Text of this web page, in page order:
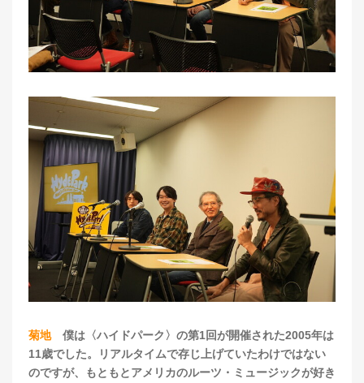
菊地僕は〈ハイドパーク〉の第1回が開催された2005年は
11歳でした。リアルタイムで存じ上げていたわけではない
のですが、もともとアメリカのルーツ・ミュージックが好き